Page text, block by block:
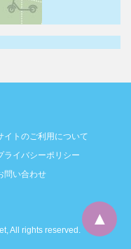
イトのご利用について
ライバシーポリシー
問い合わせ
All rights reserved.